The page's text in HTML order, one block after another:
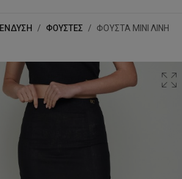
ΕΝΔΥΣΗ / ΦΟΥΣΤΕΣ / ΦΟΥΣΤΑ ΜΙΝΙ ΛΙΝΗ